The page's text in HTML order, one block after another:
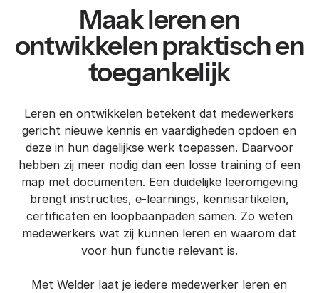
Maak leren en
ontwikkelen praktisch en
toegankelijk
Leren en ontwikkelen betekent dat medewerkers
gericht nieuwe kennis en vaardigheden opdoen en
deze in hun dagelijkse werk toepassen. Daarvoor
hebben zij meer nodig dan een losse training of een
map met documenten. Een duidelijke leeromgeving
brengt instructies, e-learnings, kennisartikelen,
certificaten en loopbaanpaden samen. Zo weten
medewerkers wat zij kunnen leren en waarom dat
voor hun functie relevant is.
Met Welder laat je iedere medewerker leren en